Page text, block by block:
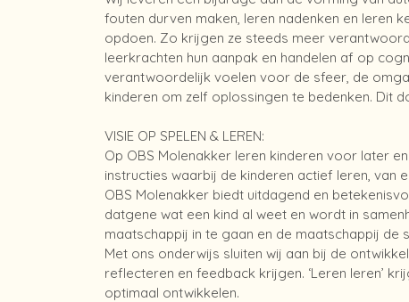
fouten durven maken, leren nadenken en leren
opdoen. Zo krijgen ze steeds meer
leerkrachten hun aanpak en handelen af op
verantwoordelijk voelen voor de sfeer, de
kinderen om zelf oplossingen te bedenken. Dit
VISIE OP SPELEN & LEREN:
Op OBS Molenakker leren kinderen voor later
instructies waarbij de kinderen actief leren, van
OBS Molenakker biedt uitdagend en
datgene wat een kind al weet en wordt in
maatschappij in te gaan en de maatschappij de
Met ons onderwijs sluiten wij aan bij de
reflecteren en feedback krijgen. ‘Leren leren’
optimaal ontwikkelen.